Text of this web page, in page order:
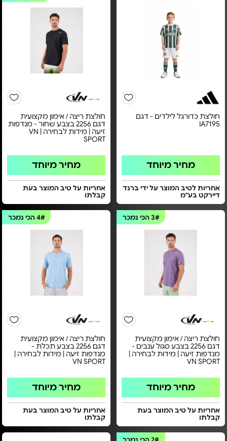
חולצת כדורגל לילדים - דגם
IA7195
מחיר מיוחד
אחריות לטיב המוצר על ידי ברנד
דיירקט בע"מ
חולצת ריצה / אימון מקצועית
דגם 2256 בצבע שחור - מנדפות
זיעה | מידות לבחירה | VN
SPORT
מחיר מיוחד
אחריות על טיב המוצר בעת
קבלתו
3#הכי נמכר
חולצת ריצה / אימון מקצועית
דגם 2256 בצבע סגול ענבים -
מנדפות זיעה | מידות לבחירה |
VN SPORT
מחיר מיוחד
אחריות על טיב המוצר בעת
קבלתו
4#הכי נמכר
חולצת ריצה / אימון מקצועית
דגם 2256 בצבע תכלת -
מנדפות זיעה | מידות לבחירה |
VN SPORT
מחיר מיוחד
אחריות על טיב המוצר בעת
קבלתו